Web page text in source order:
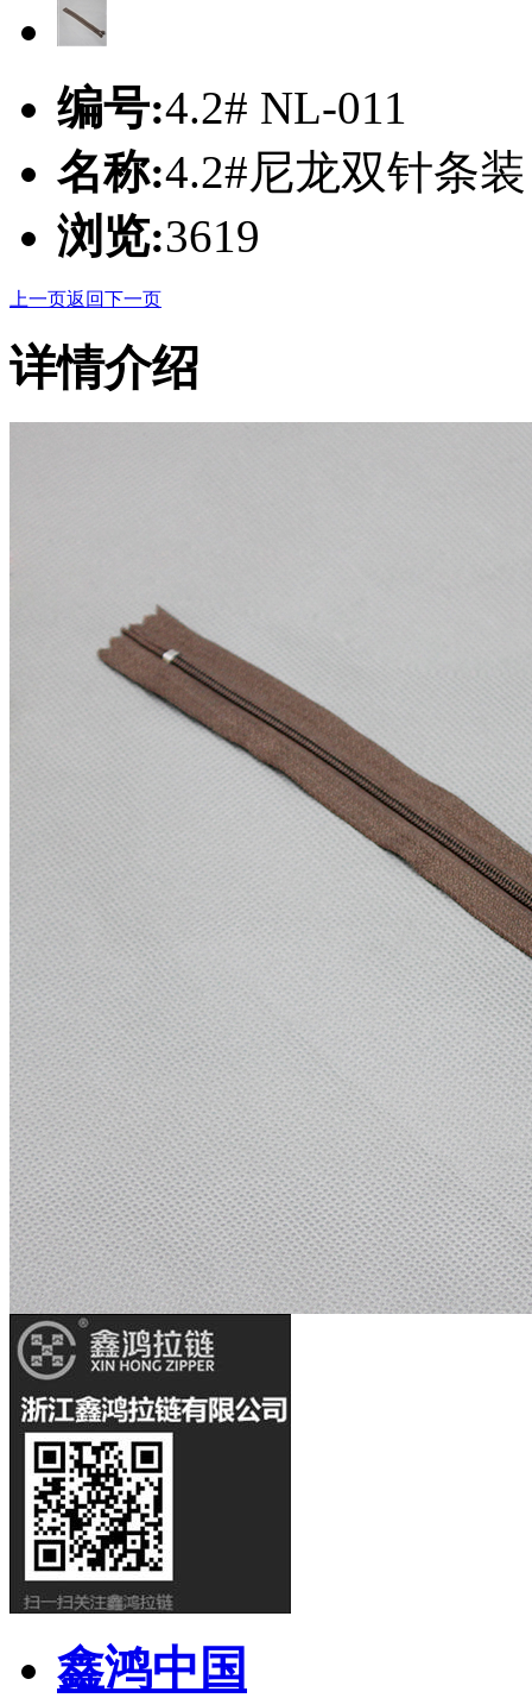
编号:4.2# NL-011
名称:4.2#尼龙双针条装
浏览:3619
上一页返回下一页
详情介绍
鑫鸿中国